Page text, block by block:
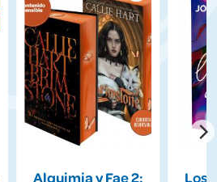
Alquimia y Fae 2:
Los